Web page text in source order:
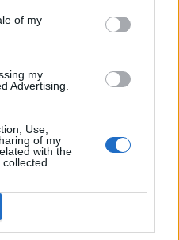
of my
my
Advertising.
Use,
of my
with the